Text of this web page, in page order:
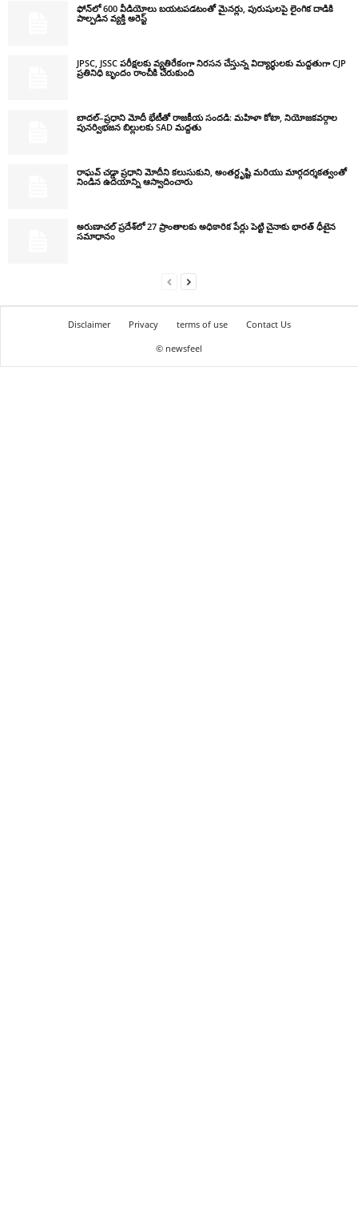
ఫోన్‌లో 600 వీడియోలు బయటపడటంతో మైనర్లు, పురుషులపై లైంగిక దాడికి
పాల్పడిన వ్యక్తి అరెస్ట్
JPSC, JSSC పరీక్షలకు వ్యతిరేకంగా నిరసన చేస్తున్న విద్యార్థులకు మద్దతుగా CJP
ప్రతినిధి బృందం రాంచీకి చేరుకుంది
బాదల్–ప్రధాని మోదీ భేటీతో రాజకీయ సందడి: మహిళా కోటా, నియోజకవర్గాల
పునర్విభజన బిల్లులకు SAD మద్దతు
రాఘవ్ చడ్డా ప్రధాని మోదీని కలుసుకుని, అంతర్దృష్టి మరియు మార్గదర్శకత్వంతో
నిండిన ఉదయాన్ని ఆస్వాదించారు
అరుణాచల్ ప్రదేశ్‌లో 27 ప్రాంతాలకు అధికారిక పేర్లు పెట్టి చైనాకు భారత్ ధీటైన
సమాధానం
Disclaimer Privacy terms of use
Contact Us
© newsfeel